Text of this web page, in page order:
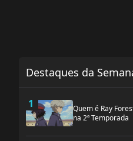
Destaques da
1
Quem é Ray
na 2ª Temporada